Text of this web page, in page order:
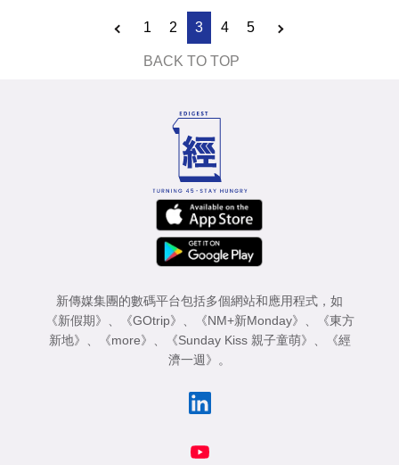
1 2 3 4 5
BACK TO TOP
新傳媒集團的數碼平台包括多個網站和應用程式，如
《新假期》 、 《GOtrip》 、 《NM+新Monday》 、
《東方
新地》 、 《more》 、 《Sunday Kiss 親子童萌》 、
《經
濟一週》 。